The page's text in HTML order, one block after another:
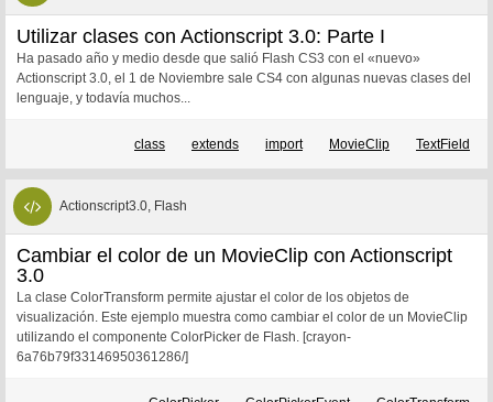
Utilizar clases con Actionscript 3.0: Parte I
Ha pasado año y medio desde que salió Flash CS3 con el «nuevo»
Actionscript 3.0, el 1 de Noviembre sale CS4 con algunas nuevas clases del
lenguaje, y todavía muchos...
class extends import MovieClip TextField
Actionscript3.0, Flash
Cambiar el color de un MovieClip con Actionscript
3.0
La clase ColorTransform permite ajustar el color de los objetos de
visualización. Este ejemplo muestra como cambiar el color de un MovieClip
utilizando el componente ColorPicker de Flash. [crayon-
6a76b79f33146950361286/]